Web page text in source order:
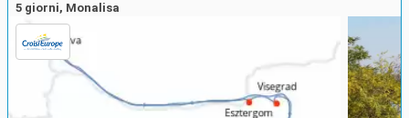
5 giorni, Monalisa